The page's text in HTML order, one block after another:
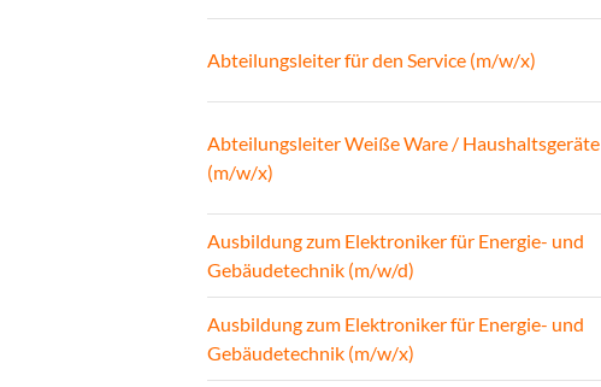
Abteilungsleiter für den Service (m/w/x)
Abteilungsleiter Weiße Ware / Haushaltsgeräte
(m/w/x)
Ausbildung zum Elektroniker für Energie- und
Gebäudetechnik (m/w/d)
Ausbildung zum Elektroniker für Energie- und
Gebäudetechnik (m/w/x)